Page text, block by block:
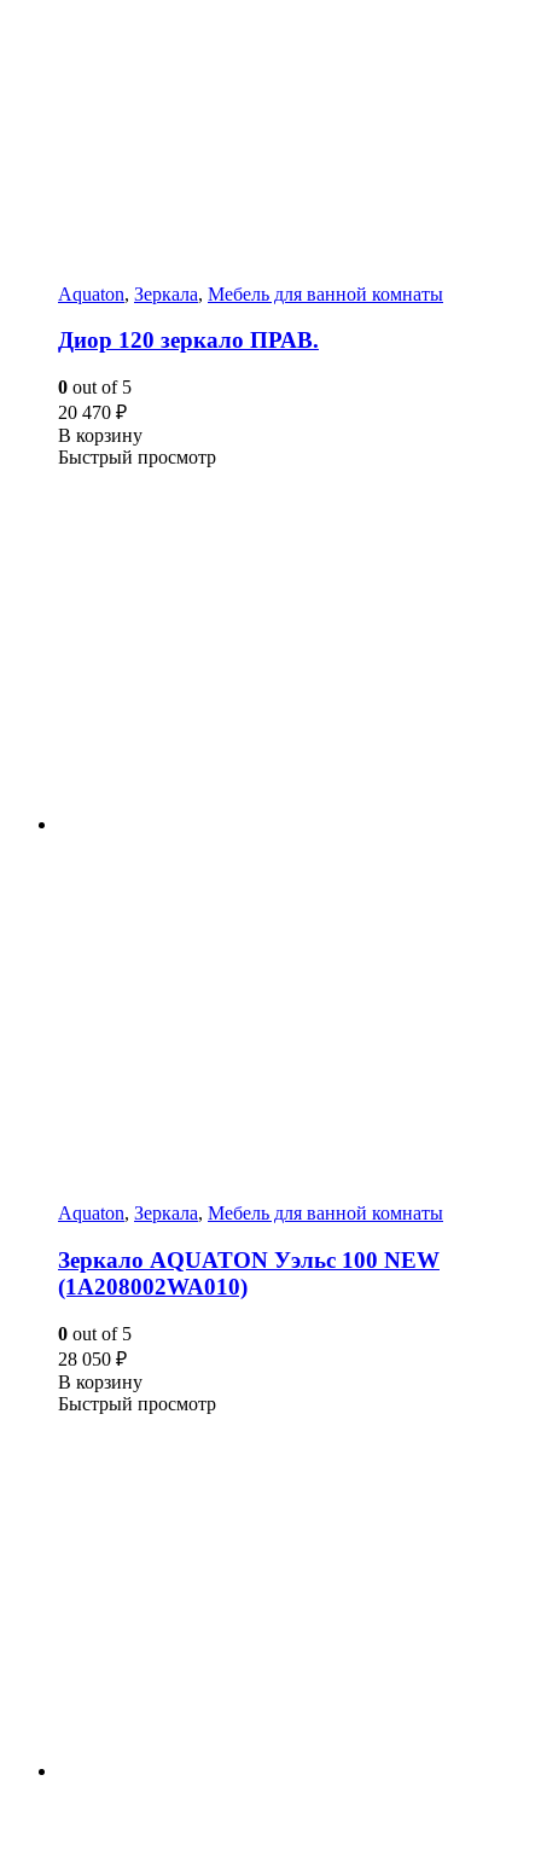
Aquaton, Зеркала, Мебель для ванной комнаты
Диор 120 зеркало ПРАВ.
0 out of 5
20 470 ₽
В корзину
Быстрый просмотр
Aquaton, Зеркала, Мебель для ванной комнаты
Зеркало AQUATON Уэльс 100 NEW
(1A208002WA010)
0 out of 5
28 050 ₽
В корзину
Быстрый просмотр